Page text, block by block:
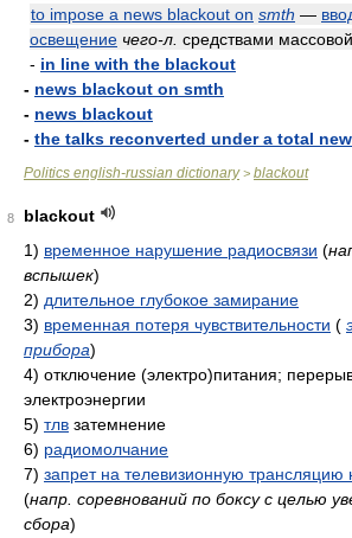
to impose a news blackout on smth —
освещение чего-л. средствами
- in line with the blackout
- news blackout on smth
- news blackout
- the talks reconverted under a total
Politics english-russian dictionary> blackout
8
blackout
1) временное нарушение радиосвязи (
вспышек)
2) длительное глубокое замирание
3) временная потеря чувствительности (
прибора)
4) отключение (электро)питания;
электроэнергии
5) тлв затемнение
6) радиомолчание
7) запрет на телевизионную трансляцию
(напр. соревнований по боксу с целью
сбора)